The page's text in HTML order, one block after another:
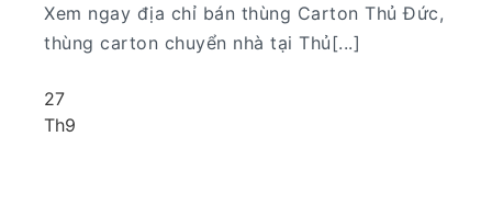
Xem ngay địa chỉ bán thùng Carton Thủ Đức,
thùng carton chuyển nhà tại Thủ[...]
27
Th9